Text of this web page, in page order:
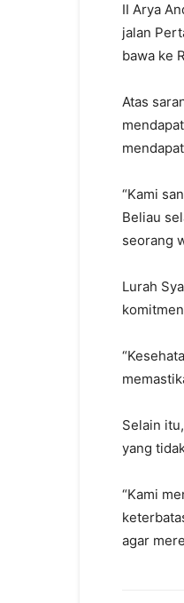
II Arya
jalan
bawa ke
Atas
“Kami
Beliau
seorang
Lurah
Selain
yang
“Kami
agar